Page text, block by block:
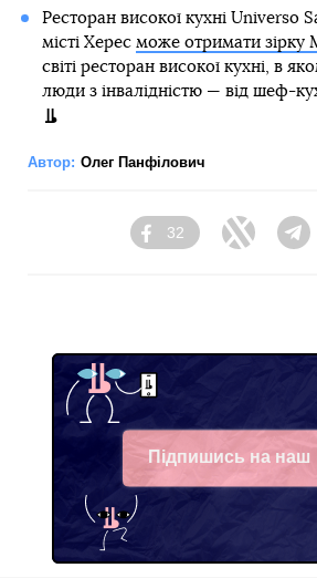
Ресторан високої кухні Universo
місті Херес може отримати зірку
світі ресторан високої кухні, в
люди з інвалідністю — від шеф-
Автор: Олег Панфілович
Facebook
32
Twitter
Підпишись на наш
Facebook